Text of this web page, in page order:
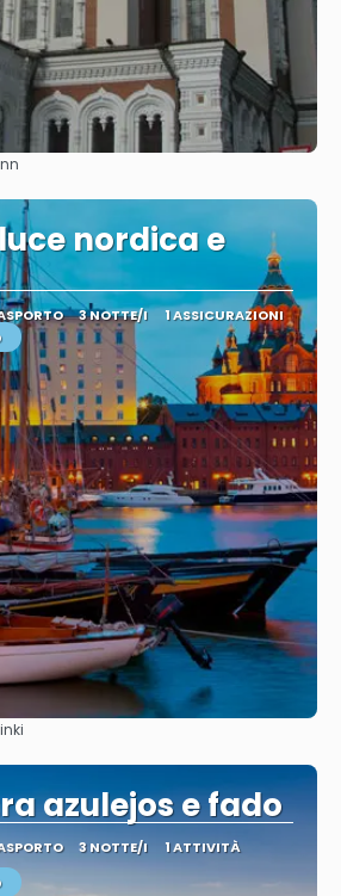
nordica e
3 NOTTE/I 1 ASSICURAZIONI
azulejos e fado
3 NOTTE/I 1 ATTIVITÀ